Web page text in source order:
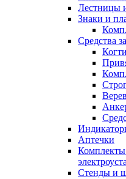
Лестницы
Знаки и
Средства
Аптечки
Комплекты
Стенды и